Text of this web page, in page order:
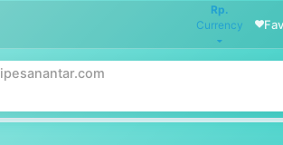
Rp.
Currency